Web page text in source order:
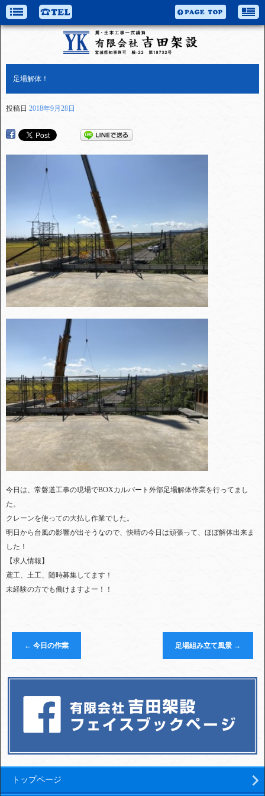
足場解体！
投稿日 2018年9月28日
今日は、常磐道工事の現場でBOXカルバート外部足場解体作業を行ってまし
た。
クレーンを使っての大払し作業でした。
明日から台風の影響が出そうなので、快晴の今日は頑張って、ほぼ解体出来ま
した！
【求人情報】
鳶工、土工、随時募集してます！
未経験の方でも働けますよー！！
← 今日の作業 足場組み立て風景 →
トップページ